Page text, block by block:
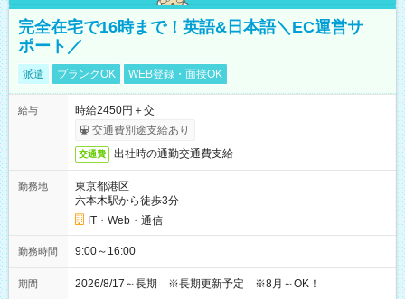
完全在宅で16時まで！英語&日本語＼EC運営サ
ポート／
派遣 ブランクOK WEB登録・面接OK
給与
時給2450円＋交
交通費別途支給あり
交通費 出社時の通勤交通費支給
勤務地
東京都港区
六本木駅から徒歩3分
IT・Web・通信
勤務時間 9:00～16:00
期間 2026/8/17～長期 ※長期更新予定 ※8月～OK！